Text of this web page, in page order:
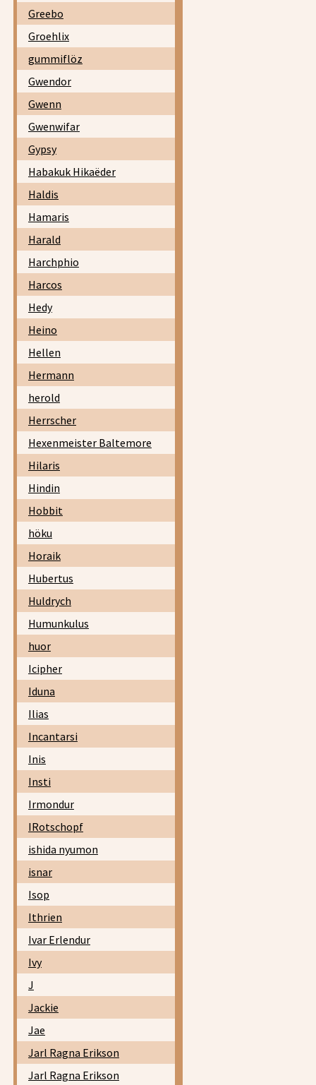
Greebo
Groehlix
gummiflöz
Gwendor
Gwenn
Gwenwifar
Gypsy
Habakuk Hikaëder
Haldis
Hamaris
Harald
Harchphio
Harcos
Hedy
Heino
Hellen
Hermann
herold
Herrscher
Hexenmeister Baltemore
Hilaris
Hindin
Hobbit
höku
Horaik
Hubertus
Huldrych
Humunkulus
huor
Icipher
Iduna
Ilias
Incantarsi
Inis
Insti
Irmondur
IRotschopf
ishida nyumon
isnar
Isop
Ithrien
Ivar Erlendur
Ivy
J
Jackie
Jae
Jarl Ragna Erikson
Jarl Ragna Erikson